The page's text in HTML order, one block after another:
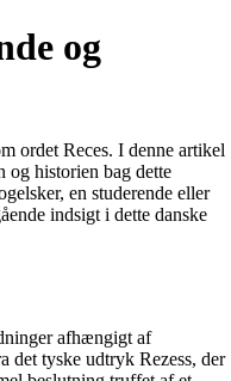
og
ordet Reces. I denne artikel
og historien bag dette
en studerende eller
indsigt i dette danske
afhængigt af
det tyske udtryk Rezess, der